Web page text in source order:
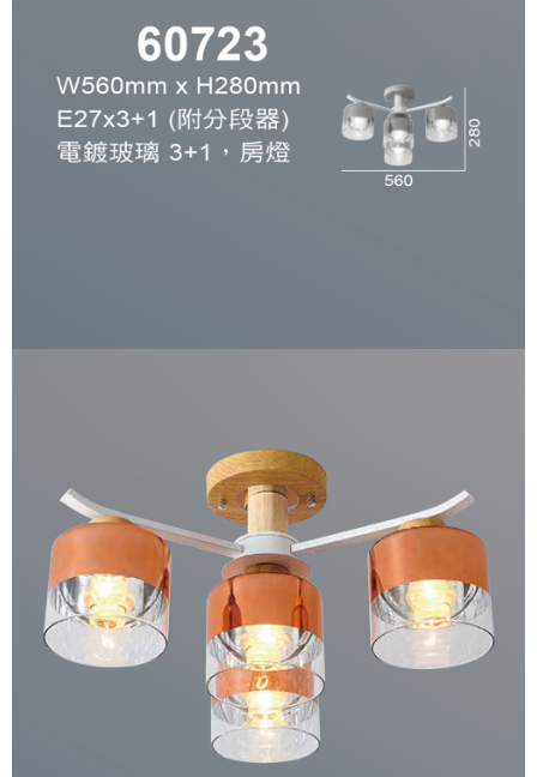
「AFTEE先享後付」，若未經同意申辦者引起之損失，本公司不負相關責
４．使用「AFTEE先享後付」時，將依據個別帳號之用戶狀況，依本公司即
時審查核予不同之上限額度；若仍有額度不足之情形，本公司將視審查結果
請求用戶進行身份認證。
５．嚴禁一人註冊多個帳號或使用他人資訊註冊。若發現惡意使用之情形，
恩沛科技股份有限公司將有權停止該用戶之使用額度並採取法律行動。